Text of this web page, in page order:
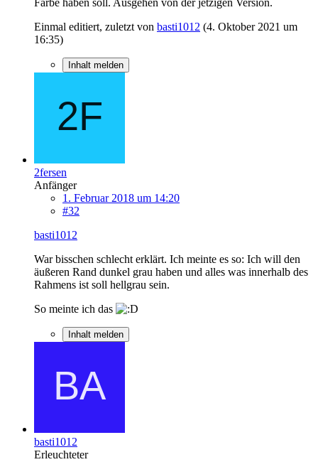
Einmal editiert, zuletzt von basti1012 (4. Oktober 2021 um
16:35)
Inhalt melden
2fersen
Anfänger
1. Februar 2018 um 14:20
#32
basti1012
War bisschen schlecht erklärt. Ich meinte es so: Ich will den
äußeren Rand dunkel grau haben und alles was innerhalb des
Rahmens ist soll hellgrau sein.
So meinte ich das
Inhalt melden
basti1012
Erleuchteter